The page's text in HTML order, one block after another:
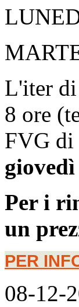
L'iter di
8 ore
FVG di
Per i
un
PER
08-12-